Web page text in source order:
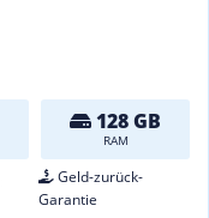
128 GB
RAM
Geld-zurück-
Garantie